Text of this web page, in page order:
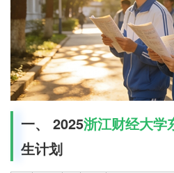
一、 2025浙江财经大学
生计划